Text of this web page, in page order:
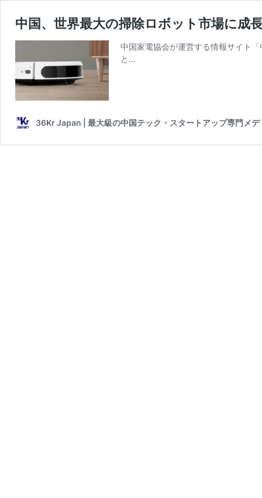
中国、世界最大の掃除ロボット市場に成
中国家電協会が運営する情報サイト
と…
36Kr Japan | 最大級の中国テック・スタートアップ専門メデ